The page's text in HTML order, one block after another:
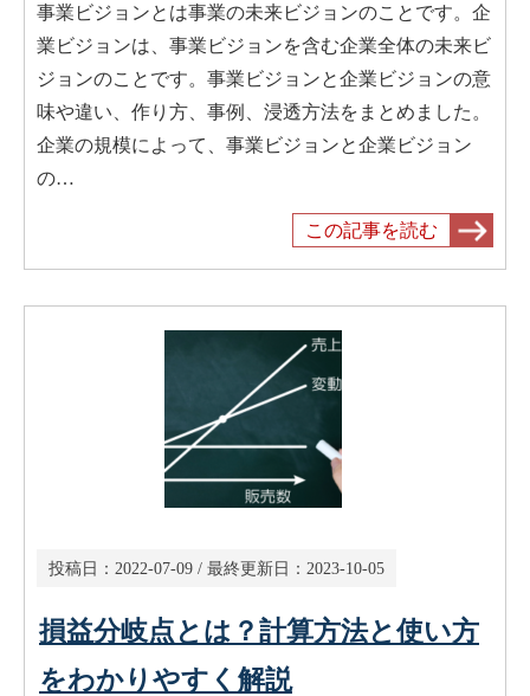
事業ビジョンとは事業の未来ビジョンのことです。企
業ビジョンは、事業ビジョンを含む企業全体の未来ビ
ジョンのことです。事業ビジョンと企業ビジョンの意
味や違い、作り方、事例、浸透方法をまとめました。
企業の規模によって、事業ビジョンと企業ビジョン
の…
この記事を読む
投稿日： 2022-07-09 / 最終更新日： 2023-10-05
損益分岐点とは？計算方法と使い方
をわかりやすく解説